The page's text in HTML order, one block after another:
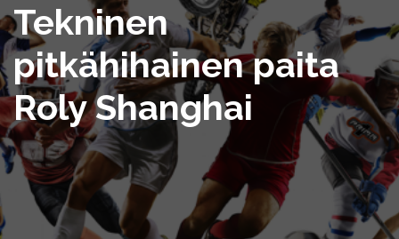
Tekninen
pitkähihainen paita
Roly Shanghai